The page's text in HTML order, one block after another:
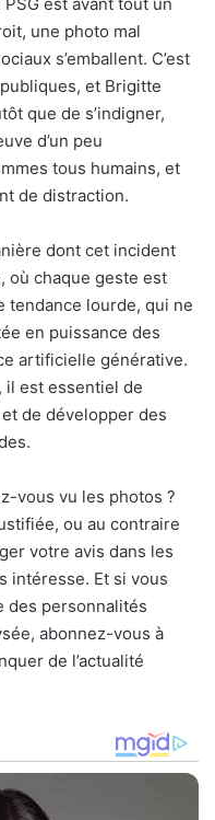
une photo mal
s’emballent. C’est
et Brigitte
que de s’indigner,
d’un peu
tous humains, et
de distraction.
dont cet incident
où chaque geste est
tendance lourde, qui ne
en puissance des
artificielle générative.
il est essentiel de
de développer des
vous vu les photos ?
ou au contraire
votre avis dans les
intéresse. Et si vous
des personnalités
abonnez-vous à
de l’actualité